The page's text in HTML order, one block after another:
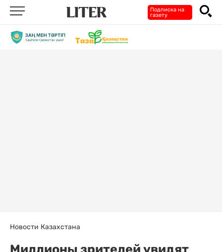
Подписка на
газету
Новости Казахстана
Миллионы зрителей увидят